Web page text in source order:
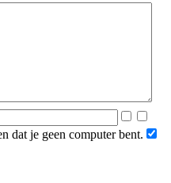
dat je geen computer bent.